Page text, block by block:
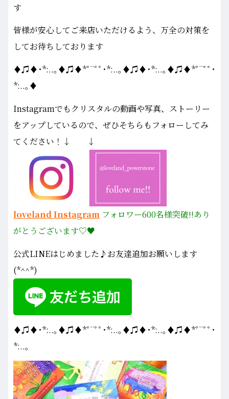
す
皆様が安心してご来店いただけるよう、万全の対策を
してお待ちしております
♦♫♦･*:..｡♦♫♦*ﾟ¨ﾟﾟ･*:..｡♦♫♦･*:..｡♦♫♦*ﾟ¨ﾟﾟ･
*:..｡♦
Instagramでもクリスタルの動画や写真、ストーリー
をアップしているので、ぜひそちらもフォローしてみ
てください！↓ ↓
loveland Instagram フォロワー600名様突破!!あり
がとうございます♡♥
公式LINEはじめました♪お友達追加お願いします
(*^^*)
♦♫♦･*:..｡♦♫♦*ﾟ¨ﾟﾟ･*:..｡♦♫♦･*:..｡♦♫♦*ﾟ¨ﾟﾟ･
*:..｡